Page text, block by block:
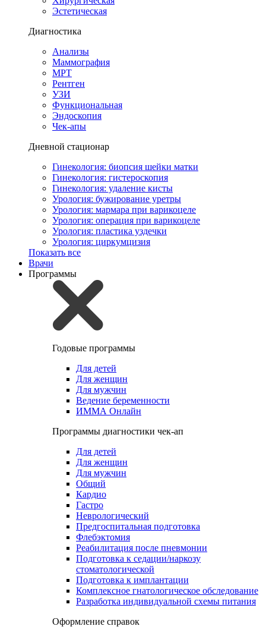
Эстетическая
Диагностика
Анализы
Маммография
МРТ
Рентген
УЗИ
Функциональная
Эндоскопия
Чек-апы
Дневной стационар
Гинекология: биопсия шейки матки
Гинекология: гистероскопия
Гинекология: удаление кисты
Урология: бужирование уретры
Урология: мармара при варикоцеле
Урология: операция при варикоцеле
Урология: пластика уздечки
Урология: циркумцизия
Показать все
Врачи
Программы
Годовые программы
Для детей
Для женщин
Для мужчин
Ведение беременности
ИММА Онлайн
Программы диагностики чек-ап
Для детей
Для женщин
Для мужчин
Общий
Кардио
Гастро
Неврологический
Предгоспитальная подготовка
Флебэктомия
Реабилитация после пневмонии
Подготовка к седации/наркозу
стоматологической
Подготовка к имплантации
Комплексное гнатологическое обследование
Разработка индивидуальной схемы питания
Оформление справок